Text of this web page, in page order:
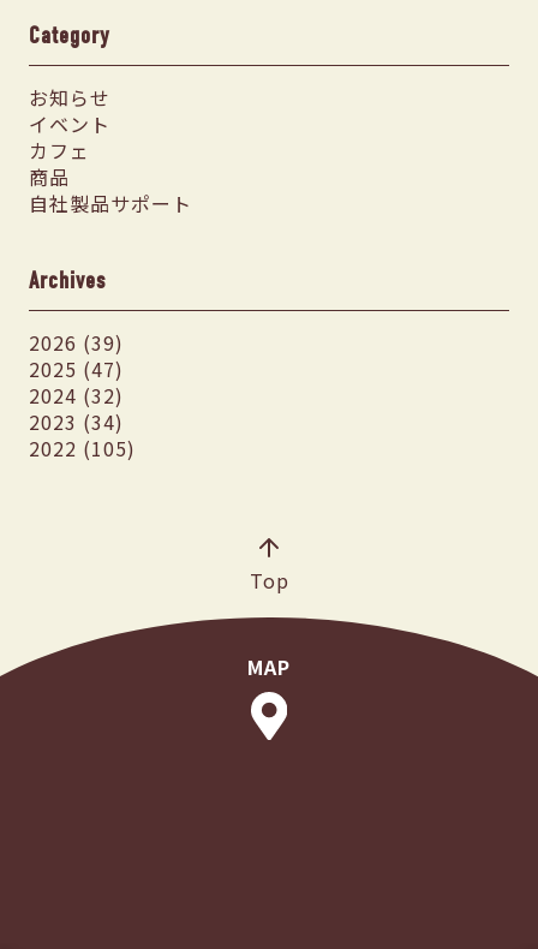
Category
お知らせ
イベント
カフェ
商品
自社製品サポート
Archives
2026 (39)
2025 (47)
2024 (32)
2023 (34)
2022 (105)
Top
MAP